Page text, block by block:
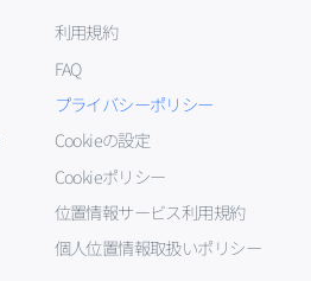
利用規約
FAQ
プライバシーポリシー
Cookieの設定
Cookieポリシー
位置情報サービス利用規約
個人位置情報取扱いポリシー